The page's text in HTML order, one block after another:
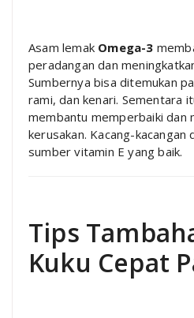
Asam lemak Omega-3
peradangan dan
Sumbernya bisa ditemukan
rami, dan kenari. Sementara
membantu memperbaiki dan
kerusakan. Kacang-kacangan
sumber vitamin E yang baik.
Tips
Kuku Cepat